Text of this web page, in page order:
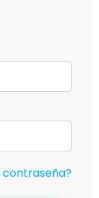
contraseña?